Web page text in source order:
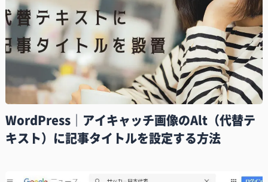
WordPress｜アイキャッチ画像のAlt（代替テ
キスト）に記事タイトルを設定する方法